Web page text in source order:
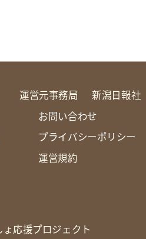
運営元事務局
新潟日報社
お問い合わせ
プライバシーポリシー
運営規約
応援プロジェクト